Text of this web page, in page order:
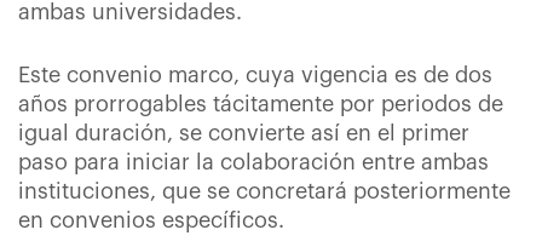
ambas universidades.
Este convenio marco, cuya vigencia es de dos
años prorrogables tácitamente por periodos de
igual duración, se convierte así en el primer
paso para iniciar la colaboración entre ambas
instituciones, que se concretará posteriormente
en convenios específicos.